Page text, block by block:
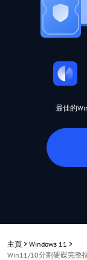
最佳的
主頁 > Windows 11 >
Win11/10分割硬碟完整